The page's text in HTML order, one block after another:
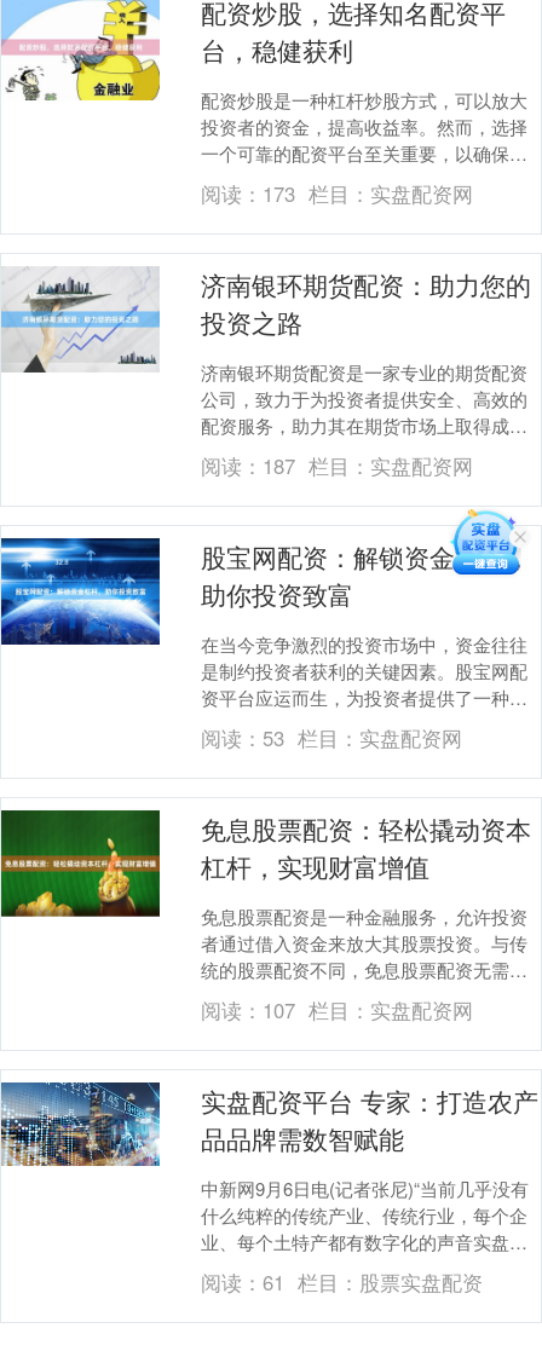
配资炒股，选择知名配资平
台，稳健获利
配资炒股是一种杠杆炒股方式，可以放大
投资者的资金，提高收益率。然而，选择
一个可靠的配资平台至关重要，以确保资
金安全和稳定获利。 知名配资平台通常具
有以下特点： ....
阅读： 173 栏目： 实盘配资网
济南银环期货配资：助力您的
投资之路
济南银环期货配资是一家专业的期货配资
公司，致力于为投资者提供安全、高效的
配资服务，助力其在期货市场上取得成
功。 **优势显著** * **高杠杆配资：**提供
高....
阅读： 187 栏目： 实盘配资网
股宝网配资：解锁资金杠杆，
助你投资致富
在当今竞争激烈的投资市场中，资金往往
是制约投资者获利的关键因素。股宝网配
资平台应运而生，为投资者提供了一种解
锁资金杠杆的有效途径，助力他们实现投
资致富的梦想。 ....
阅读： 53 栏目： 实盘配资网
免息股票配资：轻松撬动资本
杠杆，实现财富增值
免息股票配资是一种金融服务，允许投资
者通过借入资金来放大其股票投资。与传
统的股票配资不同，免息股票配资无需支
付利息，为投资者提供了降低投资成本的
机会。 **如何....
阅读： 107 栏目： 实盘配资网
实盘配资平台 专家：打造农产
品品牌需数智赋能
中新网9月6日电(记者张尼)“当前几乎没有
什么纯粹的传统产业、传统行业，每个企
业、每个土特产都有数字化的声音实盘配
资平台，数据这个新的生产要素嵌入到乡
村振兴，将....
阅读：61 栏目： 股票实盘配资